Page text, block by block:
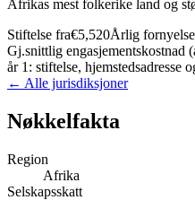
Afrikas mest folkerike land og
Stiftelse fra€5,520Årlig
Gj.snittlig engasjementskostnad
år 1: stiftelse, hjemstedsadresse
← Alle jurisdiksjoner
Nøkkelfakta
Region
Afrika
Selskapsskatt